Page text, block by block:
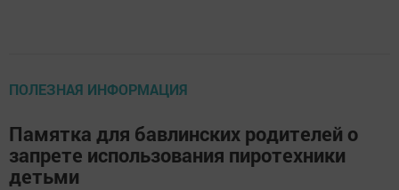
ПОЛЕЗНАЯ ИНФОРМАЦИЯ
Памятка для бавлинских родителей о
запрете использования пиротехники
детьми